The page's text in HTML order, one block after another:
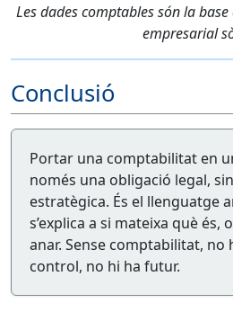
Les dades comptables són la
empresarial
Conclusió
Portar una comptabilitat en
només una obligació legal,
estratègica. És el llenguatge
s’explica a si mateixa què és,
anar. Sense comptabilitat, no
control, no hi ha futur.